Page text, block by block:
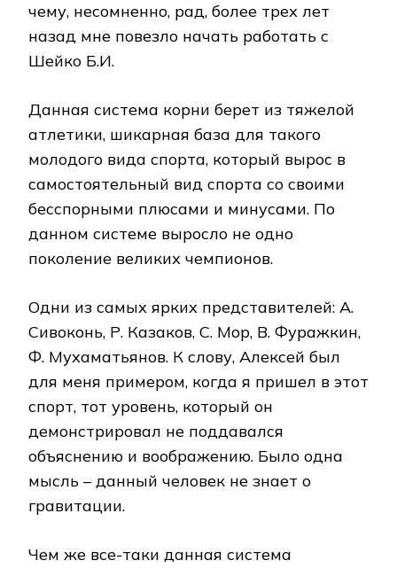
чему, несомненно, рад, более трех лет
назад мне повезло начать работать с
Шейко Б.И.
Данная система корни берет из тяжелой
атлетики, шикарная база для такого
молодого вида спорта, который вырос в
самостоятельный вид спорта со своими
бесспорными плюсами и минусами. По
данном системе выросло не одно
поколение великих чемпионов.
Одни из самых ярких представителей: А.
Сивоконь, Р. Казаков, С. Мор, В. Фуражкин,
Ф. Мухаматьянов. К слову, Алексей был
для меня примером, когда я пришел в этот
спорт, тот уровень, который он
демонстрировал не поддавался
объяснению и воображению. Было одна
мысль – данный человек не знает о
гравитации.
Чем же все-таки данная система